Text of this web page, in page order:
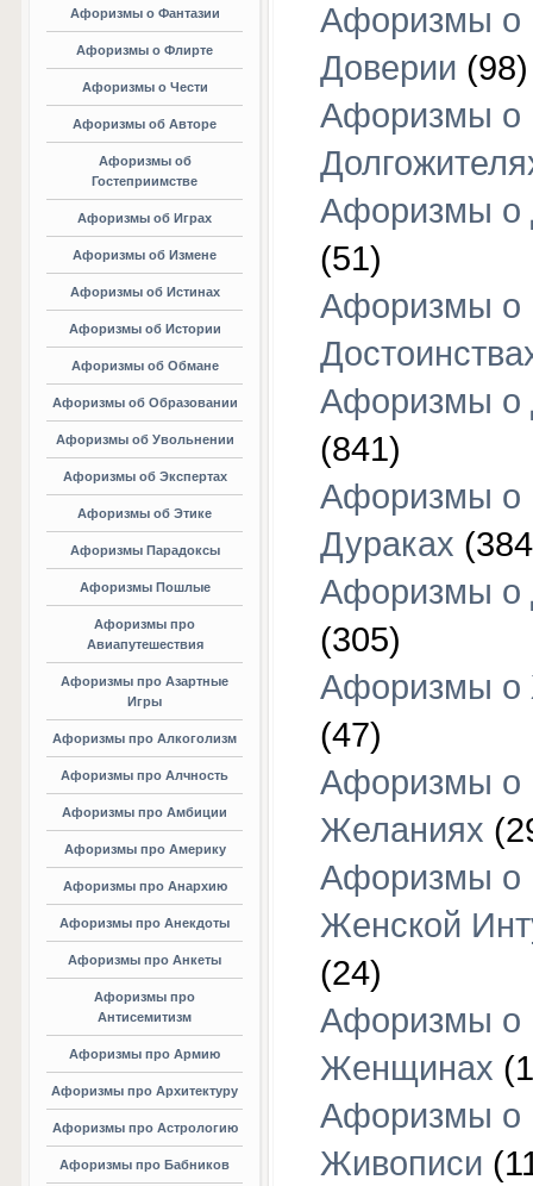
Афоризмы о Фантазии
Афоризмы о Флирте
Афоризмы о Чести
Афоризмы об Авторе
Афоризмы об
Гостеприимстве
Афоризмы об Играх
Афоризмы об Измене
Афоризмы об Истинах
Афоризмы об Истории
Афоризмы об Обмане
Афоризмы об Образовании
Афоризмы об Увольнении
Афоризмы об Экспертах
Афоризмы об Этике
Афоризмы Парадоксы
Афоризмы Пошлые
Афоризмы про
Авиапутешествия
Афоризмы про Азартные
Игры
Афоризмы про Алкоголизм
Афоризмы про Алчность
Афоризмы про Амбиции
Афоризмы про Америку
Афоризмы про Анархию
Афоризмы про Анекдоты
Афоризмы про Анкеты
Афоризмы про
Антисемитизм
Афоризмы про Армию
Афоризмы про Архитектуру
Афоризмы про Астрологию
Афоризмы про Бабников
Афоризмы о
Доверии (98)
Афоризмы о
Афоризмы о
(51)
Афоризмы о
Афоризмы о
(841)
Афоризмы о
Дураках
Афоризмы о
(305)
Афоризмы
(47)
Афоризмы о
Желаниях
Афоризмы о
Женской
(24)
Афоризмы о
Женщинах
Афоризмы о
Живописи